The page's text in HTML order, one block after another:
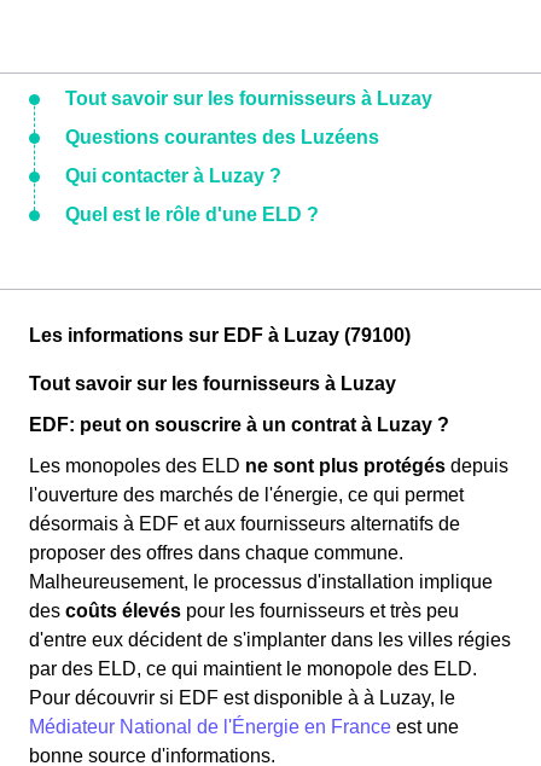
Tout savoir sur les fournisseurs à Luzay
Questions courantes des Luzéens
Qui contacter à Luzay ?
Quel est le rôle d'une ELD ?
Les informations sur EDF à Luzay (79100)
Tout savoir sur les fournisseurs à Luzay
EDF: peut on souscrire à un contrat à Luzay ?
Les monopoles des ELD ne sont plus protégés depuis
l'ouverture des marchés de l'énergie, ce qui permet
désormais à EDF et aux fournisseurs alternatifs de
proposer des offres dans chaque commune.
Malheureusement, le processus d'installation implique
des coûts élevés pour les fournisseurs et très peu
d'entre eux décident de s'implanter dans les villes régies
par des ELD, ce qui maintient le monopole des ELD.
Pour découvrir si EDF est disponible à à Luzay, le
Médiateur National de l'Énergie en France est une
bonne source d'informations.